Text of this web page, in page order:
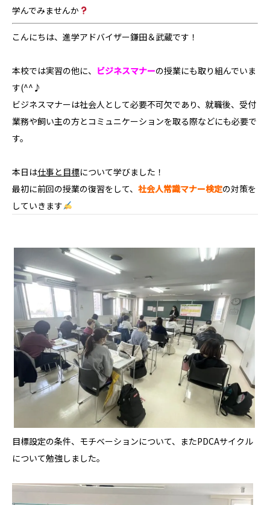
学んでみませんか
こんにちは、進学アドバイザー鎌田＆武蔵です！
本校では実習の他に、 ビジネスマナーの授業にも取り組んでいま
す(^^♪
ビジネスマナーは社会人として必要不可欠であり、就職後、受付
業務や飼い主の方とコミュニケーションを取る際などにも必要で
す。
本日は仕事と目標について学びました！
最初に前回の授業の復習をして、 社会人常識マナー検定の対策を
していきます
目標設定の条件、モチベーションについて、またPDCAサイクル
について勉強しました。